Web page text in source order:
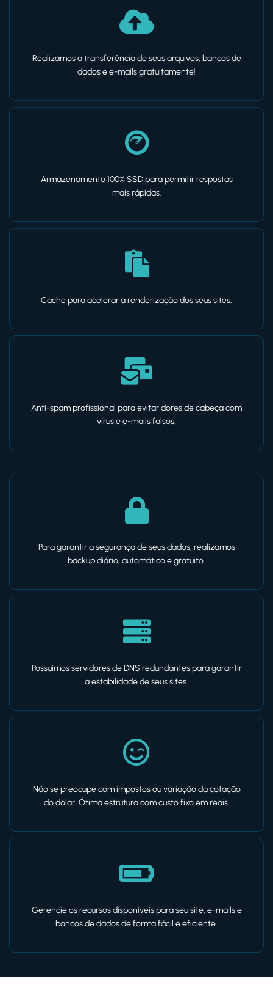
Realizamos a transferência de seus arquivos, bancos de
dados e e-mails gratuitamente!
Armazenamento 100% SSD para permitir respostas
mais rápidas.
Cache para acelerar a renderização dos seus sites.
Anti-spam profissional para evitar dores de cabeça com
vírus e e-mails falsos.
Para garantir a segurança de seus dados, realizamos
backup diário, automático e gratuito.
Possuímos servidores de DNS redundantes para garantir
a estabilidade de seus sites.
Não se preocupe com impostos ou variação da cotação
do dólar. Ótima estrutura com custo fixo em reais.
Gerencie os recursos disponíveis para seu site, e-mails e
bancos de dados de forma fácil e eficiente.